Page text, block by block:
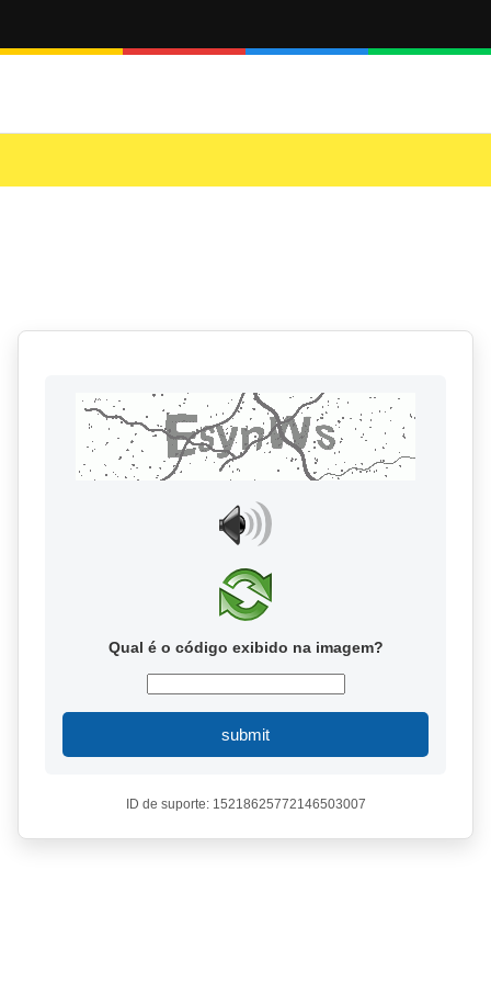
Qual é o código exibido na imagem?
submit
ID de suporte: 15218625772146503007